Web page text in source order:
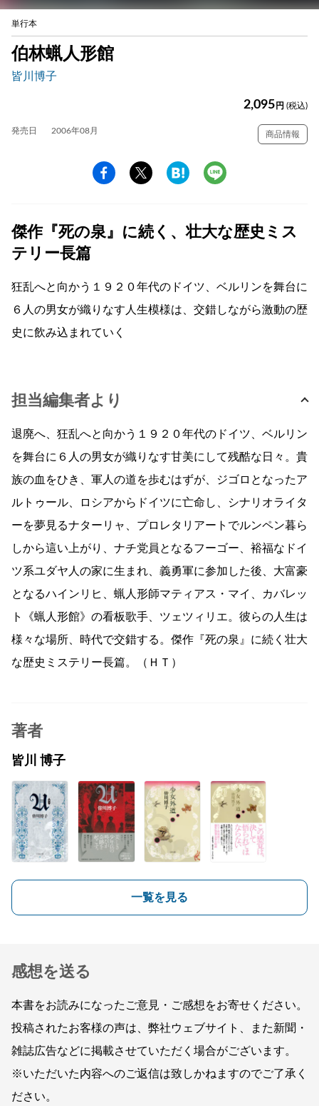
単行本
伯林蝋人形館
皆川博子
2,095 円 (税込)
発売日 2006年08月 商品情報
傑作『死の泉』に続く、壮大な歴史ミス
テリー長篇
狂乱へと向かう１９２０年代のドイツ、ベルリンを舞台に
６人の男女が織りなす人生模様は、交錯しながら激動の歴
史に飲み込まれていく
担当編集者より
退廃へ、狂乱へと向かう１９２０年代のドイツ、ベルリン
を舞台に６人の男女が織りなす甘美にして残酷な日々。貴
族の血をひき、軍人の道を歩むはずが、ジゴロとなったア
ルトゥール、ロシアからドイツに亡命し、シナリオライタ
ーを夢見るナターリャ、プロレタリアートでルンペン暮ら
しから這い上がり、ナチ党員となるフーゴー、裕福なドイ
ツ系ユダヤ人の家に生まれ、義勇軍に参加した後、大富豪
となるハインリヒ、蝋人形師マティアス・マイ、カバレッ
ト《蝋人形館》の看板歌手、ツェツィリエ。彼らの人生は
様々な場所、時代で交錯する。傑作『死の泉』に続く壮大
な歴史ミステリー長篇。（ＨＴ）
著者
皆川 博子
一覧を見る
感想を送る
本書をお読みになったご意見・ご感想をお寄せください。
投稿されたお客様の声は、弊社ウェブサイト、また新聞・
雑誌広告などに掲載させていただく場合がございます。
※いただいた内容へのご返信は致しかねますのでご了承く
ださい。